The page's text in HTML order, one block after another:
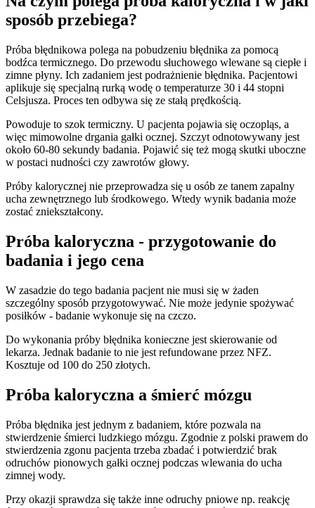
sposób przebiega?
Próba błędnikowa polega na pobudzeniu błędnika za pomocą
bodźca termicznego. Do przewodu słuchowego wlewane są ciepłe i
zimne płyny. Ich zadaniem jest podrażnienie błędnika. Pacjentowi
aplikuje się specjalną rurką wodę o temperaturze 30 i 44 stopni
Celsjusza. Proces ten odbywa się ze stałą prędkością.
Powoduje to szok termiczny. U pacjenta pojawia się oczopląs, a
więc mimowolne drgania gałki ocznej. Szczyt odnotowywany jest
około 60-80 sekundy badania. Pojawić się też mogą skutki uboczne
w postaci nudności czy zawrotów głowy.
Próby kalorycznej nie przeprowadza się u osób ze tanem zapalny
ucha zewnętrznego lub środkowego. Wtedy wynik badania może
zostać zniekształcony.
Próba kaloryczna - przygotowanie do
badania i jego cena
W zasadzie do tego badania pacjent nie musi się w żaden
szczególny sposób przygotowywać. Nie może jedynie spożywać
posiłków - badanie wykonuje się na czczo.
Do wykonania próby błędnika konieczne jest skierowanie od
lekarza. Jednak badanie to nie jest refundowane przez NFZ.
Kosztuje od 100 do 250 złotych.
Próba kaloryczna a śmierć mózgu
Próba błędnika jest jednym z badaniem, które pozwala na
stwierdzenie śmierci ludzkiego mózgu. Zgodnie z polski prawem do
stwierdzenia zgonu pacjenta trzeba zbadać i potwierdzić brak
odruchów pionowych gałki ocznej podczas wlewania do ucha
zimnej wody.
Przy okazji sprawdza się także inne odruchy pniowe np. reakcję